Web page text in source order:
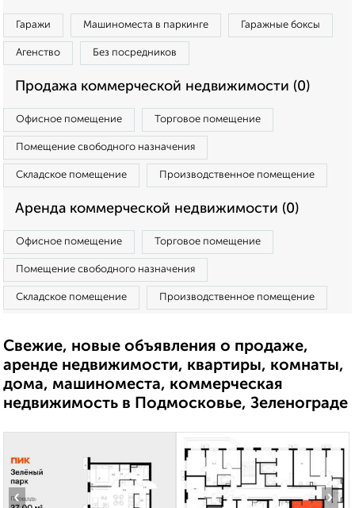
Гаражи Машиноместа в паркинге Гаражные боксы
Агенство Без посредников
Продажа коммерческой недвижимости (0)
Офисное помещение Торговое помещение
Помещение свободного назначения
Складское помещение Производственное помещение
Аренда коммерческой недвижимости (0)
Офисное помещение Торговое помещение
Помещение свободного назначения
Складское помещение Производственное помещение
Свежие, новые объявления о продаже,
аренде недвижимости, квартиры, комнаты,
дома, машиноместа, коммерческая
недвижимость в Подмосковье, Зеленограде
‹ ›